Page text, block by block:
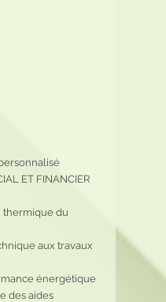
ET FINANCIER
du
aux travaux
énergétique
des aides